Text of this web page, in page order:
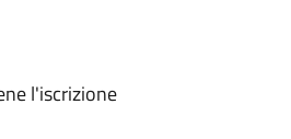
l'iscrizione